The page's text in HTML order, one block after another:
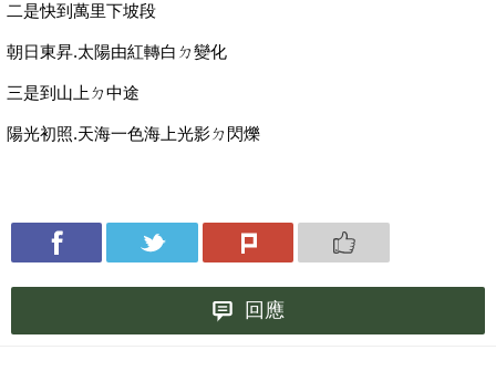
二是快到萬里下坡段
朝日東昇.太陽由紅轉白ㄉ變化
三是到山上ㄉ中途
陽光初照.天海一色海上光影ㄉ閃爍
回應